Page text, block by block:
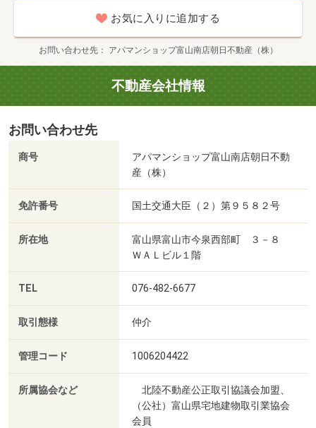
お気に入りに追加する
お問い合わせ先 アパマンショップ富山南店朝日不動産（株）
不動産会社情報
お問い合わせ先
商号
アパマンショップ富山南店朝日不動
産（株）
免許番号 国土交通大臣（２）第９５８２号
所在地
富山県富山市今泉西部町 ３－８
ＷＡＬビル１階
TEL 076-482-6677
取引態様 仲介
管理コード 1006204422
所属協会など
北陸不動産公正取引協議会加盟、
（公社）富山県宅地建物取引業協会
会員